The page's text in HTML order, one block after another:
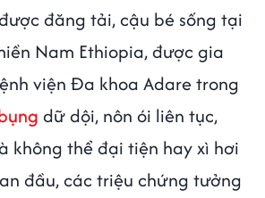
đăng tải, cậu bé sống tại
Nam Ethiopia, được gia
viện Đa khoa Adare trong
dữ dội, nôn ói liên tục,
không thể đại tiện hay xì hơi
đầu, các triệu chứng tưởng